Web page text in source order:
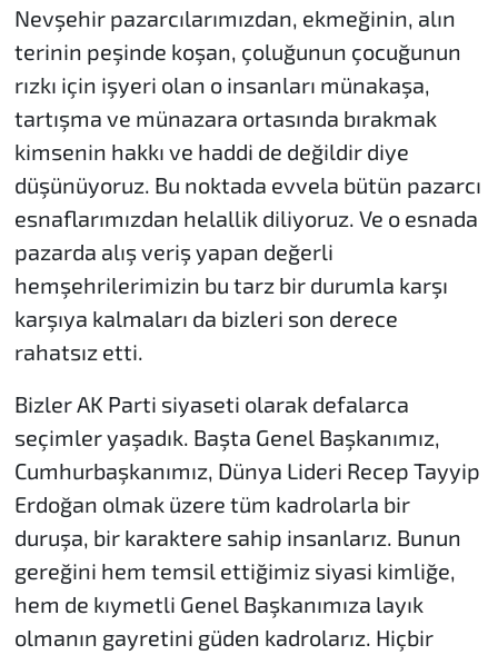
Nevşehir pazarcılarımızdan, ekmeğinin, alın
terinin peşinde koşan, çoluğunun çocuğunun
rızkı için işyeri olan o insanları münakaşa,
tartışma ve münazara ortasında bırakmak
kimsenin hakkı ve haddi de değildir diye
düşünüyoruz. Bu noktada evvela bütün pazarcı
esnaflarımızdan helallik diliyoruz. Ve o esnada
pazarda alış veriş yapan değerli
hemşehrilerimizin bu tarz bir durumla karşı
karşıya kalmaları da bizleri son derece
rahatsız etti.
Bizler AK Parti siyaseti olarak defalarca
seçimler yaşadık. Başta Genel Başkanımız,
Cumhurbaşkanımız, Dünya Lideri Recep Tayyip
Erdoğan olmak üzere tüm kadrolarla bir
duruşa, bir karaktere sahip insanlarız. Bunun
gereğini hem temsil ettiğimiz siyasi kimliğe,
hem de kıymetli Genel Başkanımıza layık
olmanın gayretini güden kadrolarız. Hiçbir